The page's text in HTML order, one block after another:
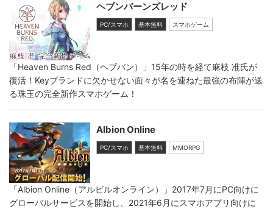
ヘブンバーンズレッド
PC/スマホ 基本無料 スマホゲーム
「Heaven Burns Red（ヘブバン）」15年の時を経て麻枝 准氏が
復活！Keyブランドに欠かせない面々が名を連ねた最強の布陣が送
る珠玉の完全新作スマホゲーム！
Albion Online
PC/スマホ 基本無料 MMORPG
「Albion Online（アルビルオンライン）」2017年7月にPC向けに
グローバルサービスを開始し、2021年6月にスマホアプリ向けに